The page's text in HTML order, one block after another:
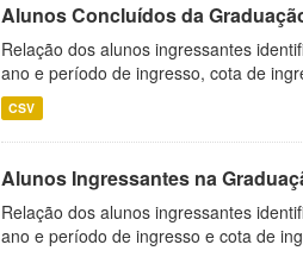
Alunos Concluídos da
Relação dos alunos ingressantes
ano e período de ingresso, cota de
CSV
Alunos Ingressantes na
Relação dos alunos ingressantes
ano e período de ingresso e cota de